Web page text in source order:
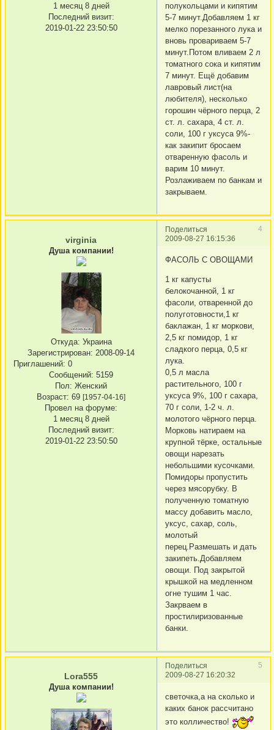
1 месяц 8 дней
Последний визит:
2019-01-22 23:50:50
полукольцами и кипятим
5-7 минут.Добавляем 1 кг
мелко порезанного лука и
вновь провариваем 5-7
минут.Потом вливаем 2 л
томатного сока и кипятим
7 минут. Ещё добавим
лавровый лист(на
любителя), несколько
горошин чёрного перца, 2
ст. л. сахара, 4 ст. л.
соли, 100 г уксуса 9%-
как закипит бросаем
отваренную фасоль и
варим 10 минут.
Розлаживаем по банкам и
закрываем.
Поделиться
4
2009-08-27 16:15:36
virginia
Душа компании!
Откуда: Украина
Зарегистрирован: 2008-09-14
Приглашений: 0
Сообщений: 5159
Пол: Женский
Возраст: 69 [1957-04-16]
Провел на форуме:
1 месяц 8 дней
Последний визит:
2019-01-22 23:50:50
ФАСОЛЬ С ОВОЩАМИ
1 кг капусты
белокочанной, 1 кг
фасоли, отваренной до
полуготовности,1 кг
баклажан, 1 кг моркови,
2,5 кг помидор, 1 кг
сладкого перца, 0,5 кг
лука.
0,5 л масла
растительного, 100 г
уксуса 9%, 100 г сахара,
70 г соли, 1-2 ч. л.
молотого чёрного перца.
Морковь натираем на
крупной тёрке, остальные
овощи нарезать
небольшими кусочками.
Помидоры пропустить
через мясорубку. В
полученную томатную
массу добавить масло,
уксус, сахар, соль,
молотый
перец.Размешать и дать
закипеть.Добавляем
овощи. Под закрытой
крышкой на медленном
огне тушим 1 час.
Закрваем в
простилиризованные
банки.
Поделиться
5
2009-08-27 16:20:32
Lora555
Душа компании!
светочка,а на сколько и
каких банок рассчитано
это колличество!